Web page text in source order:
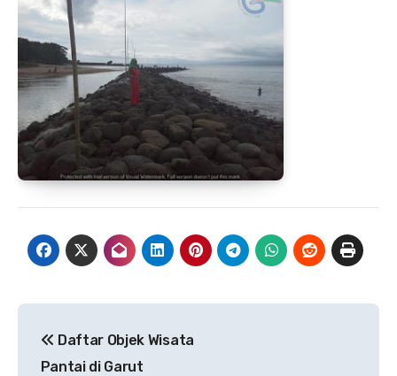
pos
Daftar Objek Wisata
Pantai di Garut